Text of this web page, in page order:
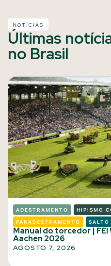
NOTÍCIAS
Últimas
no Brasil
ADESTRAMENTO HIPISMO
PARADESTRAMENTO SALTO
Manual do torcedor | FEI
Aachen 2026
AGOSTO 7, 2026